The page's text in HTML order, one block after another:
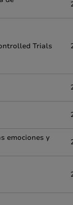
Trials
emociones y